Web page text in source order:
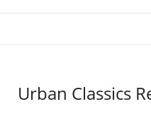
Urban Classics